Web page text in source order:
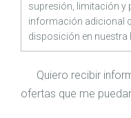
supresión, limitación y
información adicional
disposición en nuestra
Quiero recibir
ofertas que me